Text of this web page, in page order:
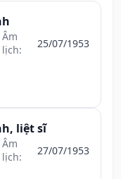
Âm
lịch:
25/07/1953
liệt sĩ
Âm
lịch:
27/07/1953